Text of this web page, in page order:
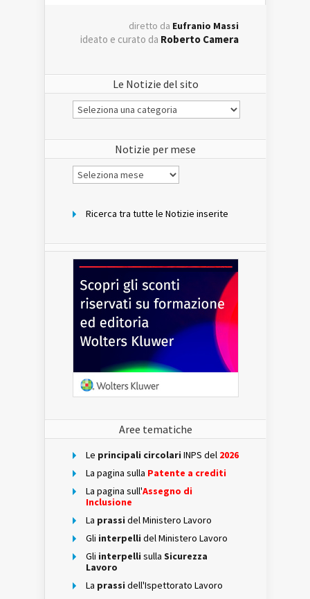
diretto da Eufranio Massi
ideato e curato da Roberto Camera
Le Notizie del sito
Le
Notizie
Notizie per mese
Notizie
per
Ricerca tra tutte le Notizie inserite
Aree tematiche
Le principali circolari INPS del 2026
La pagina sulla Patente a crediti
La pagina sull'Assegno di
Inclusione
La prassi del Ministero Lavoro
Gli interpelli del Ministero Lavoro
Gli interpelli sulla Sicurezza
Lavoro
La prassi dell'Ispettorato Lavoro